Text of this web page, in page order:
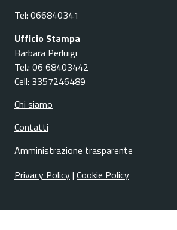
Tel: 066840341
Ufficio Stampa
Barbara Perluigi
Tel.: 06 68403442
Cell: 3357246489
Chi siamo
Contatti
Amministrazione trasparente
Privacy Policy| Cookie Policy